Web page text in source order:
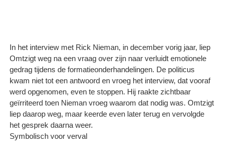
In het interview met Rick Nieman, in december vorig jaar, liep
Omtzigt weg na een vraag over zijn naar verluidt emotionele
gedrag tijdens de formatieonderhandelingen. De politicus
kwam niet tot een antwoord en vroeg het interview, dat vooraf
werd opgenomen, even te stoppen. Hij raakte zichtbaar
geïrriteerd toen Nieman vroeg waarom dat nodig was. Omtzigt
liep daarop weg, maar keerde even later terug en vervolgde
het gesprek daarna weer.
Symbolisch voor verval